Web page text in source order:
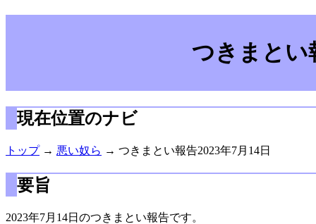
つきまとい
現在位置のナビ
トップ→ 悪い奴ら → つきまとい報告2023年7月14日
要旨
2023年7月14日のつきまとい報告です。